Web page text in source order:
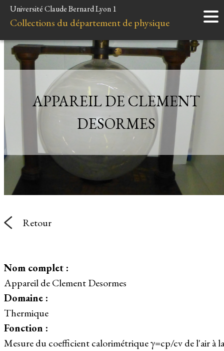
Accueil
Instruments
Minéraux
Liens et ressources
Université Claude Bernard Lyon 1
Collections du département de physique
APPAREIL DE CLEMENT
DESORMES
Retour
Nom complet :
Appareil de Clement Desormes
Domaine :
Thermique
Fonction :
Mesure du coefficient calorimétrique γ=cp/cv de l'air à la